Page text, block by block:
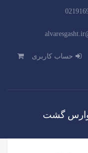
حساب کاربری